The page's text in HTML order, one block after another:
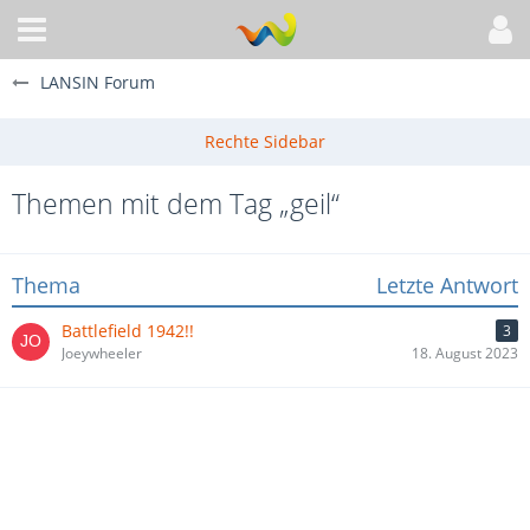
LANSIN Forum
Themen mit dem Tag „geil“
Thema Letzte Antwort
Battlefield 1942!!
3
Joeywheeler
18. August 2023